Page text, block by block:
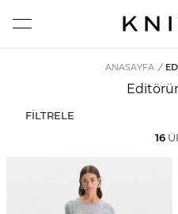
ANASAYFA /
FİLTRELE
16